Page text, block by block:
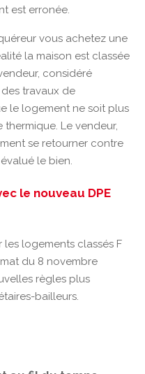
est erronée.
vous achetez une
la maison est classée
considéré
travaux de
le logement ne soit plus
Le vendeur,
se retourner contre
le bien.
le nouveau DPE
logements classés F
du 8 novembre
règles plus
bailleurs.